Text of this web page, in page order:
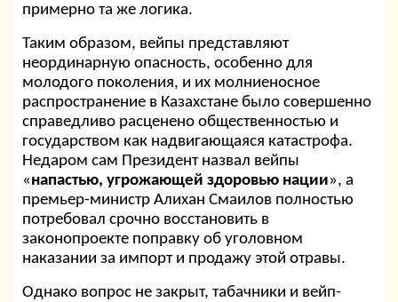
примерно та же логика.
Таким образом, вейпы представляют
неординарную опасность, особенно для
молодого поколения, и их молниеносное
распространение в Казахстане было совершенно
справедливо расценено общественностью и
государством как надвигающаяся катастрофа.
Недаром сам Президент назвал вейпы
«напастью, угрожающей здоровью нации», а
премьер-министр Алихан Смаилов полностью
потребовал срочно восстановить в
законопроекте поправку об уголовном
наказании за импорт и продажу этой отравы.
Однако вопрос не закрыт, табачники и вейп-